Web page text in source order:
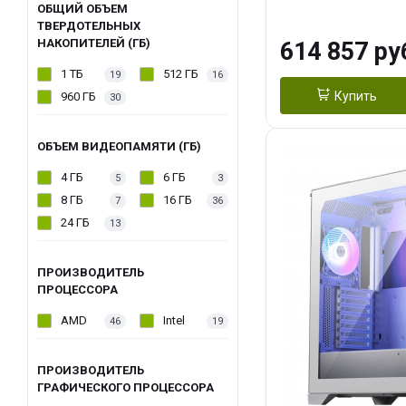
ОБЩИЙ ОБЪЕМ
ТВЕРДОТЕЛЬНЫХ
НАКОПИТЕЛЕЙ (ГБ)
1 ТБ 19 512 ГБ 16
960 ГБ 30
ОБЪЕМ ВИДЕОПАМЯТИ (ГБ)
4 ГБ 5 6 ГБ 3
8 ГБ 7 16 ГБ 36
24 ГБ 13
ПРОИЗВОДИТЕЛЬ
ПРОЦЕССОРА
AMD 46 Intel 19
ПРОИЗВОДИТЕЛЬ
ГРАФИЧЕСКОГО ПРОЦЕССОРА
Turbo/ 1 ТБ
614 857
Купить